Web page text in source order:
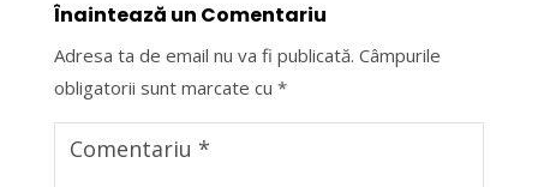
Înaintează un Comentariu
Adresa ta de email nu va fi publicată. Câmpurile
obligatorii sunt marcate cu *